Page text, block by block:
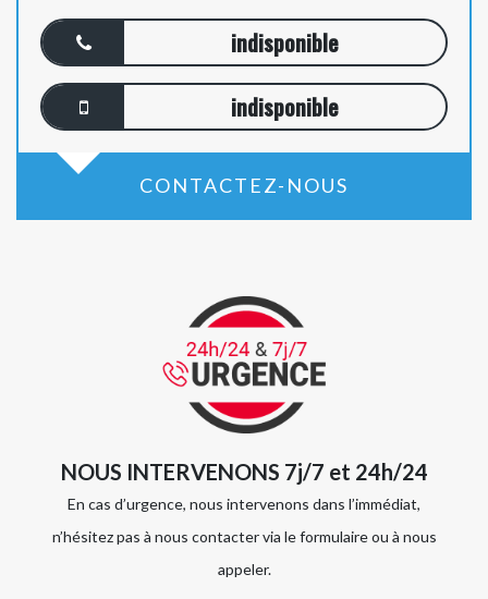
indisponible
indisponible
CONTACTEZ-NOUS
NOUS INTERVENONS 7j/7 et 24h/24
En cas d’urgence, nous intervenons dans l’immédiat,
n’hésitez pas à nous contacter via le formulaire ou à nous
appeler.